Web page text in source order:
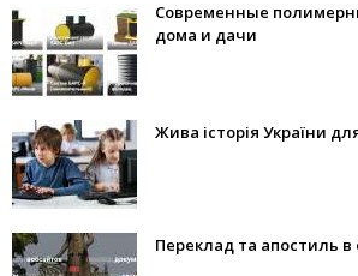
Современные
дома и дачи
Жива історія України
Переклад та апостиль